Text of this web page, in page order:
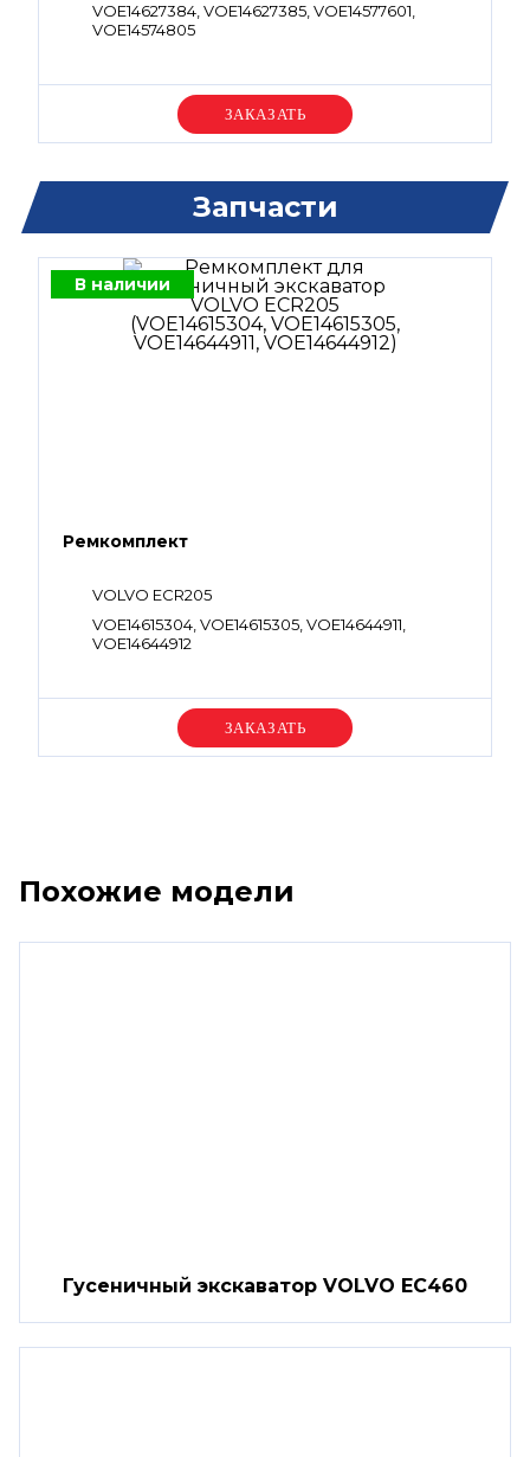
VOE14627384, VOE14627385, VOE14577601,
VOE14574805
Уточняйте цену
Запчасти
В наличии
Ремкомплект
VOLVO ECR205
VOE14615304, VOE14615305, VOE14644911,
VOE14644912
Уточняйте цену
Похожие модели
Гусеничный экскаватор VOLVO EC460